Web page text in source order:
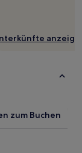
zum Buchen